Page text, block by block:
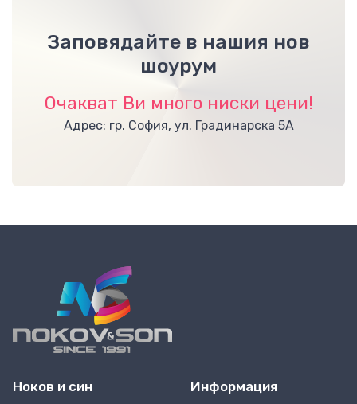
Заповядайте в нашия нов
шоурум
Очакват Ви много ниски цени!
Адрес: гр. София, ул. Градинарска 5А
Ноков и син Информация